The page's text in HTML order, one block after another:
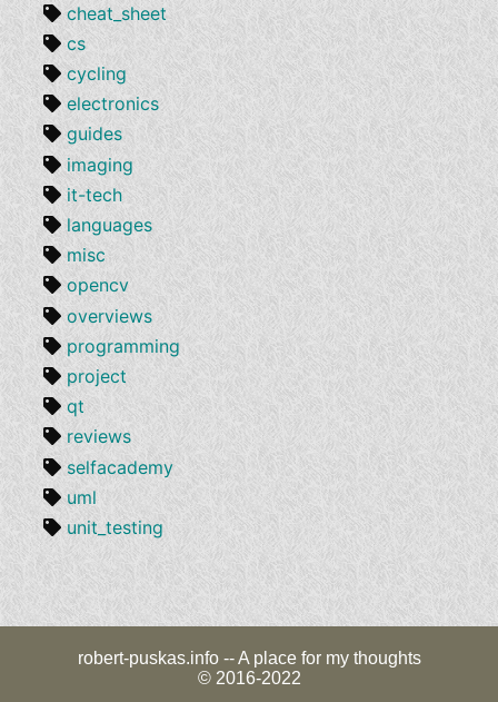
cheat_sheet
cs
cycling
electronics
guides
imaging
it-tech
languages
misc
opencv
overviews
programming
project
qt
reviews
selfacademy
uml
unit_testing
robert-puskas.info -- A place for my thoughts
© 2016-2022